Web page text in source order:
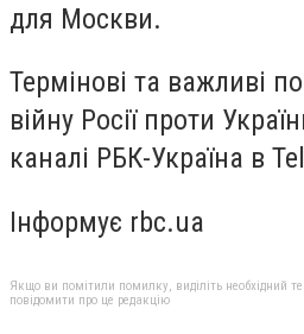
для Москви.
Термінові та важливі
війну Росії проти
каналі РБК-Україна в
Інформує rbc.ua
Якщо ви помітили помилку, виділіть необхідний
повідомити про це редакцію